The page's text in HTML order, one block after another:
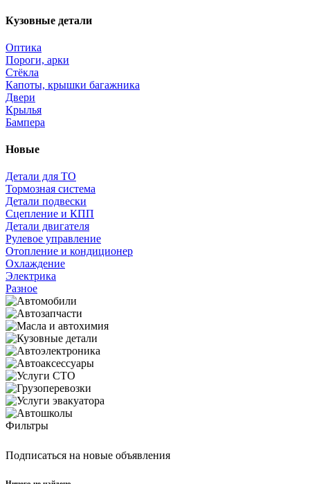
Кузовные детали
Оптика
Пороги, арки
Стёкла
Капоты, крышки багажника
Двери
Крылья
Бампера
Новые
Детали для ТО
Тормозная система
Детали подвески
Сцепление и КПП
Детали двигателя
Рулевое управление
Отопление и кондиционер
Охлаждение
Электрика
Разное
Фильтры
Подписаться на новые объявления